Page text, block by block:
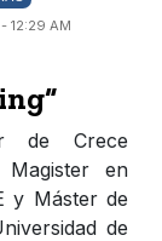
12:29 AM
de Crece
Magister en
y Máster de
de